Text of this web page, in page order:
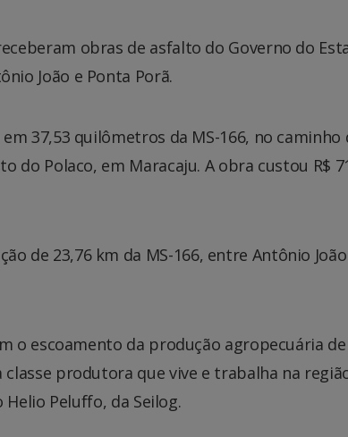
obras de asfalto do Governo do
João e Ponta Porã.
37,53 quilômetros da MS-166, no caminho
do Polaco, em Maracaju. A obra custou R$
de 23,76 km da MS-166, entre Antônio
o escoamento da produção agropecuária
produtora que vive e trabalha na
Peluffo, da Seilog.